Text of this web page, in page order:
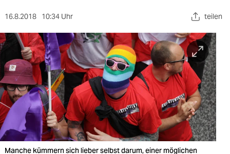
kultur
sport
berlin
nord
wahrheit
verlag
verlag
16.8.2018 10:34 Uhr teilen
Manche kümmern sich lieber selbst darum, einer möglichen